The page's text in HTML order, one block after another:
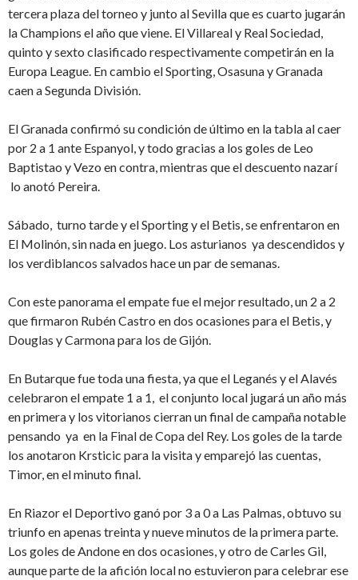
tercera plaza del torneo y junto al Sevilla que es cuarto jugarán
la Champions el año que viene. El Villareal y Real Sociedad,
quinto y sexto clasificado respectivamente competirán en la
Europa League. En cambio el Sporting, Osasuna y Granada
caen a Segunda División.
El Granada confirmó su condición de último en la tabla al caer
por 2 a 1 ante Espanyol, y todo gracias a los goles de Leo
Baptistao y Vezo en contra, mientras que el descuento nazarí
lo anotó Pereira.
Sábado, turno tarde y el Sporting y el Betis, se enfrentaron en
El Molinón, sin nada en juego. Los asturianos ya descendidos y
los verdiblancos salvados hace un par de semanas.
Con este panorama el empate fue el mejor resultado, un 2 a 2
que firmaron Rubén Castro en dos ocasiones para el Betis, y
Douglas y Carmona para los de Gijón.
En Butarque fue toda una fiesta, ya que el Leganés y el Alavés
celebraron el empate 1 a 1, el conjunto local jugará un año más
en primera y los vitorianos cierran un final de campaña notable
pensando ya en la Final de Copa del Rey. Los goles de la tarde
los anotaron Krsticic para la visita y emparejó las cuentas,
Timor, en el minuto final.
En Riazor el Deportivo ganó por 3 a 0 a Las Palmas, obtuvo su
triunfo en apenas treinta y nueve minutos de la primera parte.
Los goles de Andone en dos ocasiones, y otro de Carles Gil,
aunque parte de la afición local no estuvieron para celebrar ese